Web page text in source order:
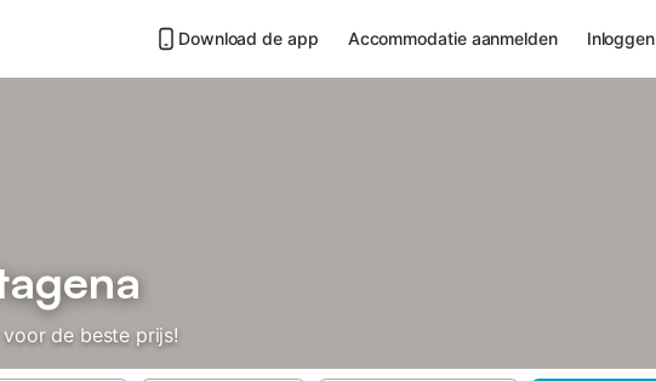
Download de app Accommodatie aanmelden Inloggen
de beste prijs!